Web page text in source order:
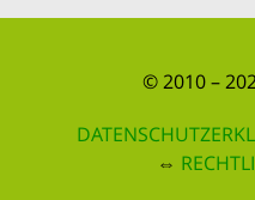
© 2010 –
⇔